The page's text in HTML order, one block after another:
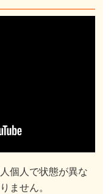
個人で状態が異な
ません。